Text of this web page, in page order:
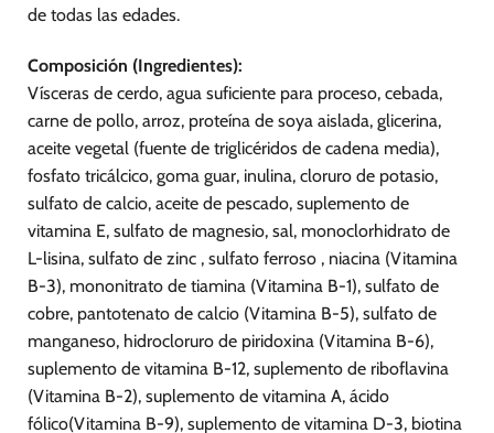
de todas las edades.
Composición (Ingredientes):
Vísceras de cerdo, agua suficiente para proceso, cebada,
carne de pollo, arroz, proteína de soya aislada, glicerina,
aceite vegetal (fuente de triglicéridos de cadena media),
fosfato tricálcico, goma guar, inulina, cloruro de potasio,
sulfato de calcio, aceite de pescado, suplemento de
vitamina E, sulfato de magnesio, sal, monoclorhidrato de
L-lisina, sulfato de zinc , sulfato ferroso , niacina (Vitamina
B-3), mononitrato de tiamina (Vitamina B-1), sulfato de
cobre, pantotenato de calcio (Vitamina B-5), sulfato de
manganeso, hidrocloruro de piridoxina (Vitamina B-6),
suplemento de vitamina B-12, suplemento de riboflavina
(Vitamina B-2), suplemento de vitamina A, ácido
fólico(Vitamina B-9), suplemento de vitamina D-3, biotina